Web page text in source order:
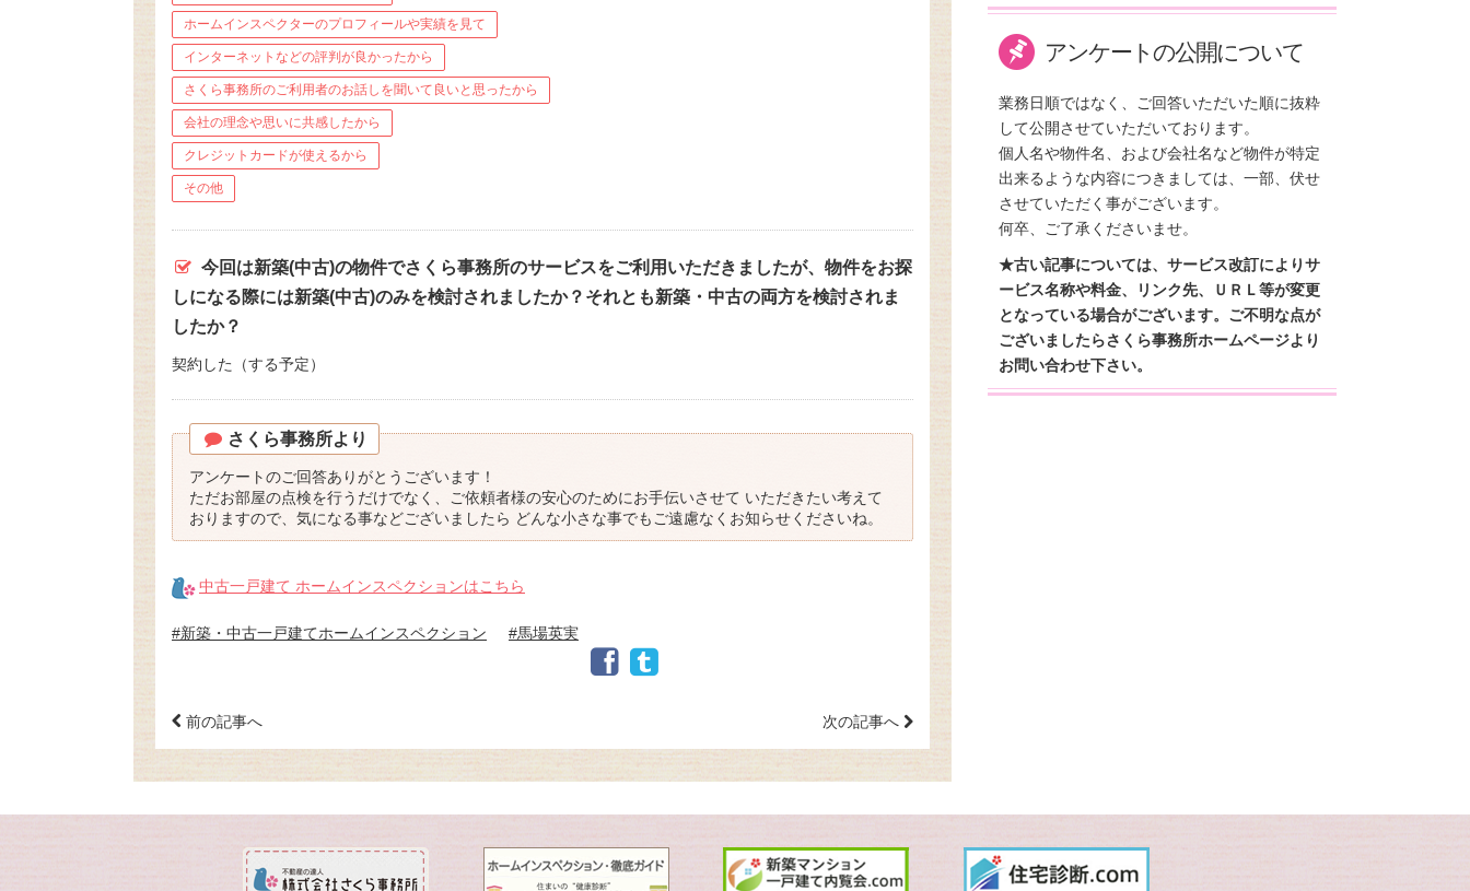
ホームインスペクターのプロフィールや実績を見て
インターネットなどの評判が良かったから
さくら事務所のご利用者のお話しを聞いて良いと思ったから
会社の理念や思いに共感したから
クレジットカードが使えるから
その他
今回は新築(中古)の物件でさくら事務所のサービスをご利用いただきましたが、物件をお探
しになる際には新築(中古)のみを検討されましたか？それとも新築・中古の両方を検討されま
したか？
契約した（する予定）
さくら事務所より
アンケートのご回答ありがとうございます！
ただお部屋の点検を行うだけでなく、ご依頼者様の安心のためにお手伝いさせて いただきたい考えて
おりますので、気になる事などございましたら どんな小さな事でもご遠慮なくお知らせくださいね。
中古一戸建て ホームインスペクションはこちら
#新築・中古一戸建てホームインスペクション #馬場英実
前の記事へ 次の記事へ
アンケートの公開について
業務日順ではなく、ご回答いただいた順に抜粋
して公開させていただいております。
個人名や物件名、および会社名など物件が特定
出来るような内容につきましては、一部、伏せ
させていただく事がございます。
何卒、ご了承くださいませ。
★古い記事については、サービス改訂によりサ
ービス名称や料金、リンク先、ＵＲＬ等が変更
となっている場合がございます。ご不明な点が
ございましたらさくら事務所ホームページより
お問い合わせ下さい。